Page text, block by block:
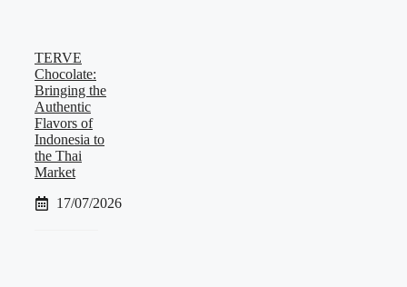
TERVE
Chocolate:
Bringing the
Authentic
Flavors of
Indonesia to
the Thai
Market
17/07/2026